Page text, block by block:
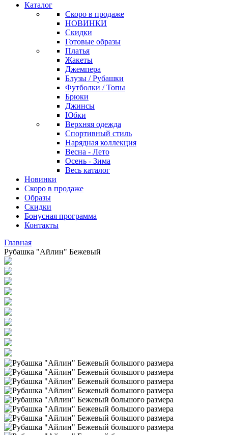
Каталог
Скоро в продаже
НОВИНКИ
Скидки
Готовые образы
Платья
Жакеты
Джемпера
Блузы / Рубашки
Футболки / Топы
Брюки
Джинсы
Юбки
Верхняя одежда
Спортивный стиль
Нарядная коллекция
Весна - Лето
Осень - Зима
Весь каталог
Новинки
Скоро в продаже
Образы
Скидки
Бонусная программа
Контакты
Главная
Рубашка "Айлин" Бежевый